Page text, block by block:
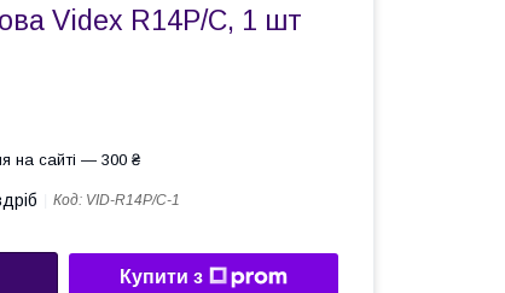
Videx R14P/C, 1 шт
на сайті — 300 ₴
Код: VID-R14P/C-1
Купити з